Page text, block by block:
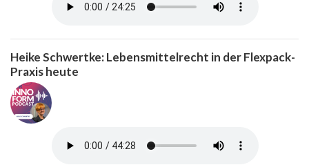
Heike Schwertke: Lebensmittelrecht in der Flexpack-
Praxis heute